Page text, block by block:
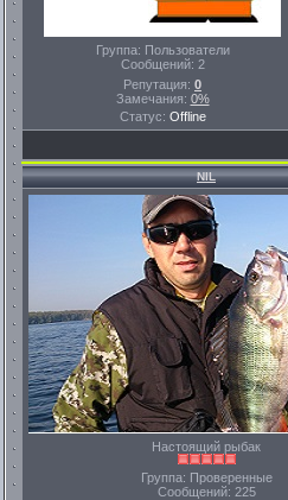
Группа: Пользователи
Сообщений: 2
Репутация: 0
Замечания: 0%
Статус: Offline
NIL
Настоящий рыбак
Группа: Проверенные
Сообщений: 225